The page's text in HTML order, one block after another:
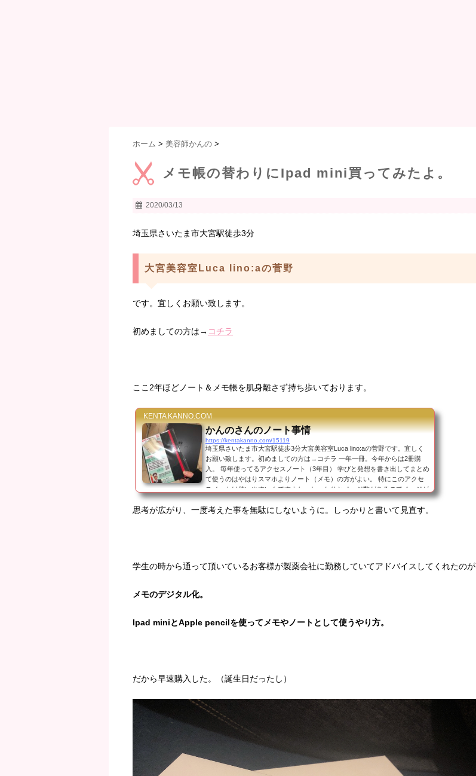
ホーム > 美容師かんの >
メモ帳の替わりにIpad mini買ってみたよ。
2020/03/13
埼玉県さいたま市大宮駅徒歩3分
大宮美容室Luca lino:aの菅野
です。宜しくお願い致します。
初めましての方は→ コチラ
ここ2年ほどノート＆メモ帳を肌身離さず持ち歩いております。
KENTA KANNO.COM
かんのさんのノート事情
https://kentakanno.com/15119
埼玉県さいたま市大宮駅徒歩3分大宮美容室Luca lino:aの菅野です。宜しく
お願い致します。初めましての方は→コチラ 一年一冊。今年からは2冊購
入。 毎年使ってるアクセスノート（3年目） 学びと発想を書き出してまとめ
て使うのはやはりスマホよりノート（メモ）の方がよい。 特にこのアクセ
スノートは使いやすいんですよね。しっかりとページ数があるのでページが
変わっても数字を書き込めば繋がる。最近はしっかり書きたいブログもノー
トにまとめてから書くようにしてます。 家には本を読んでまとめてるノー
思考が広がり、一度考えた事を無駄にしないように。しっかりと書いて見直す。
学生の時から通って頂いているお客様が製薬会社に勤務していてアドバイスしてくれたのが
メモのデジタル化。
Ipad miniとApple pencilを使ってメモやノートとして使うやり方。
だから早速購入した。（誕生日だったし）